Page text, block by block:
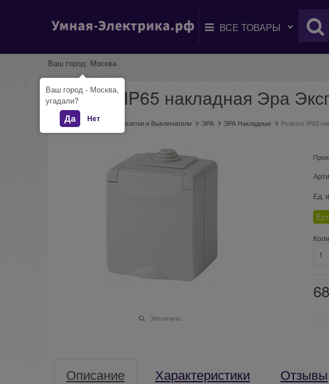
Ваш город: Москва
Розетка IP65 накладная Эра
Главная Каталог Розетки и Выключатели ЭРА ЭРА Накладные Розетка IP65
Увеличить
Ед.
Описание Характеристики Отзывы
Ваш город - Москва,
угадали?
Да Нет